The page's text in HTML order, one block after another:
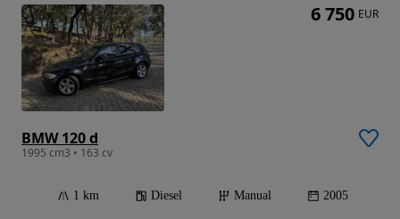
BMW 120 d
1995 cm3 • 163 cv
1 km Diesel Manual 2005
6 750 EUR